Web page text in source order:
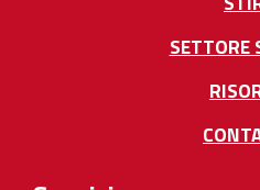
SETTORE